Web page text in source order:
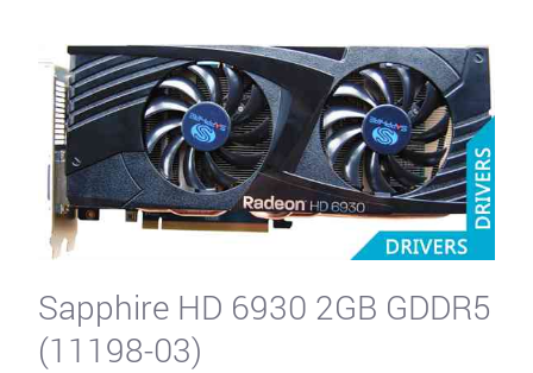
Sapphire HD 6930 2GB GDDR5
(11198-03)